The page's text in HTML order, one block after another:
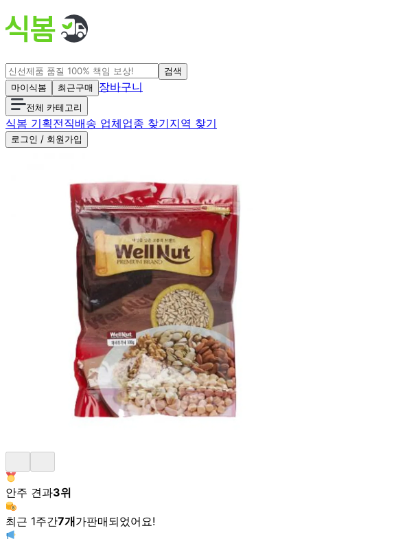
검색
마이식봄
최근구매 장바구니
전체 카테고리
식봄 기획전직배송 업체업종 찾기지역 찾기
로그인 / 회원가입
안주 견과3위
최근 1주간7개가판매되었어요!